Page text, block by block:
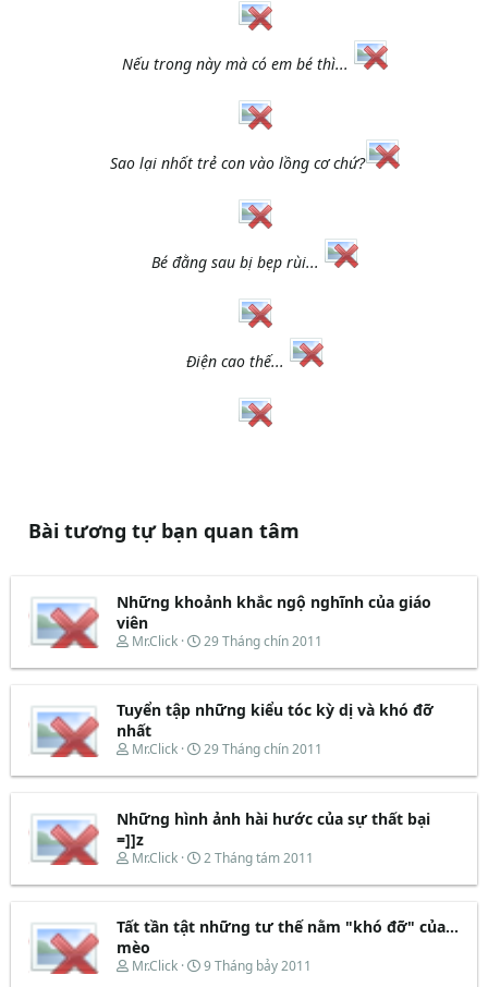
Nếu trong này mà có em bé thì...
Sao lại nhốt trẻ con vào lồng cơ chứ?
Bé đằng sau bị bẹp rùi...
Điện cao thế...
Bài tương tự bạn quan tâm
Những khoảnh khắc ngộ nghĩnh của giáo
viên
T
r
a
d
s
a
t
e
r
Mr.Click
N
à
b
t
ầ
29 Tháng chín 2011
Tuyển tập những kiểu tóc kỳ dị và khó đỡ
nhất
T
r
a
d
s
a
t
e
r
Mr.Click
N
à
b
t
ầ
29 Tháng chín 2011
Những hình ảnh hài hước của sự thất bại
=]]z
T
r
a
d
s
Mr.Click
N
à
b
t
2 Tháng tám 2011
Tất tần tật những tư thế nằm "khó đỡ" của...
mèo
T
Mr.Click
N
9 Tháng bảy 2011